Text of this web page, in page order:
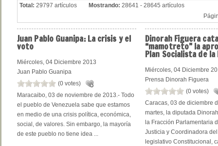
Total: 29797 artículos Mostrando: 28641 - 28645 artículos
Juan Pablo Guanipa: La crisis y el
voto
Miércoles, 04 Diciembre 2013
Juan Pablo Guanipa
(0 votes)
Maracaibo, 03 de noviembre de 2013.- Todo
el pueblo de Venezuela sabe que estamos
en medio de una crisis política, económica,
social, de valores. Sin embargo, la mayoría
de este pueblo no tiene idea ...
DinorahFiguera
“mamotreto” la
Plan Socialista de la
Miércoles, 04 Diciembre
Prensa Dinorah Figuera
(0 votes)
Caracas, 03 de diciembre
martes, la diputada
la Fracción Parlamentaria
Justicia y Coordinadora
legislativo Constitucional,